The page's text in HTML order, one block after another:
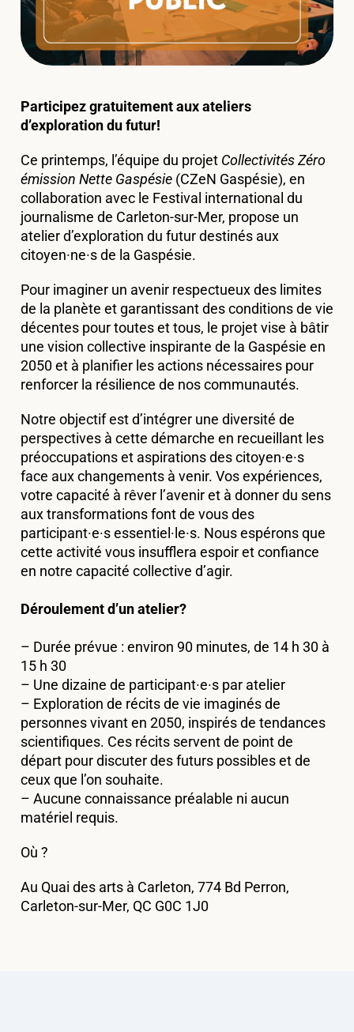
Participez gratuitement aux ateliers
d’exploration du futur!
Ce printemps, l’équipe du projet Collectivités Zéro
émission Nette Gaspésie (CZeN Gaspésie), en
collaboration avec le Festival international du
journalisme de Carleton-sur-Mer, propose un
atelier d’exploration du futur destinés aux
citoyen·ne·s de la Gaspésie.
Pour imaginer un avenir respectueux des limites
de la planète et garantissant des conditions de vie
décentes pour toutes et tous, le projet vise à bâtir
une vision collective inspirante de la Gaspésie en
2050 et à planifier les actions nécessaires pour
renforcer la résilience de nos communautés.
Notre objectif est d’intégrer une diversité de
perspectives à cette démarche en recueillant les
préoccupations et aspirations des citoyen·e·s
face aux changements à venir. Vos expériences,
votre capacité à rêver l’avenir et à donner du sens
aux transformations font de vous des
participant·e·s essentiel·le·s. Nous espérons que
cette activité vous insufflera espoir et confiance
en notre capacité collective d’agir.
Déroulement d’un atelier?
– Durée prévue : environ 90 minutes, de 14 h 30 à
15 h 30
– Une dizaine de participant·e·s par atelier
– Exploration de récits de vie imaginés de
personnes vivant en 2050, inspirés de tendances
scientifiques. Ces récits servent de point de
départ pour discuter des futurs possibles et de
ceux que l’on souhaite.
– Aucune connaissance préalable ni aucun
matériel requis.
Où ?
Au Quai des arts à Carleton, 774 Bd Perron,
Carleton-sur-Mer, QC G0C 1J0